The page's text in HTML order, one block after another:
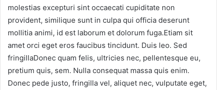
molestias excepturi sint occaecati cupiditate non
provident, similique sunt in culpa qui officia deserunt
mollitia animi, id est laborum et dolorum fuga.Etiam sit
amet orci eget eros faucibus tincidunt. Duis leo. Sed
fringillaDonec quam felis, ultricies nec, pellentesque eu,
pretium quis, sem. Nulla consequat massa quis enim.
Donec pede justo, fringilla vel, aliquet nec, vulputate eget,